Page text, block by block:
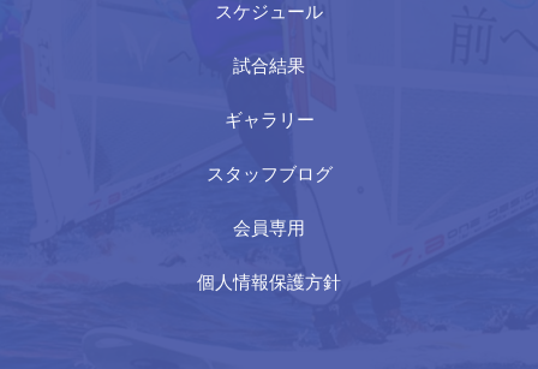
スケジュール
試合結果
ギャラリー
スタッフブログ
会員専用
個人情報保護方針